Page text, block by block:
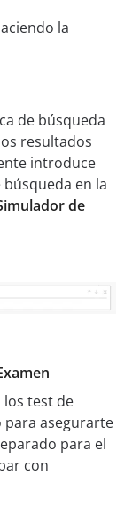
la
de búsqueda
resultados
introduce
en la
de
los test de
para asegurarte
para el
con